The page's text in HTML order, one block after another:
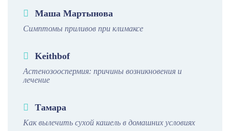
Маша Мартынова
Симптомы приливов при климаксе
Keithbof
Астенозооспермия: причины возникновения и
лечение
Тамара
Как вылечить сухой кашель в домашних условиях